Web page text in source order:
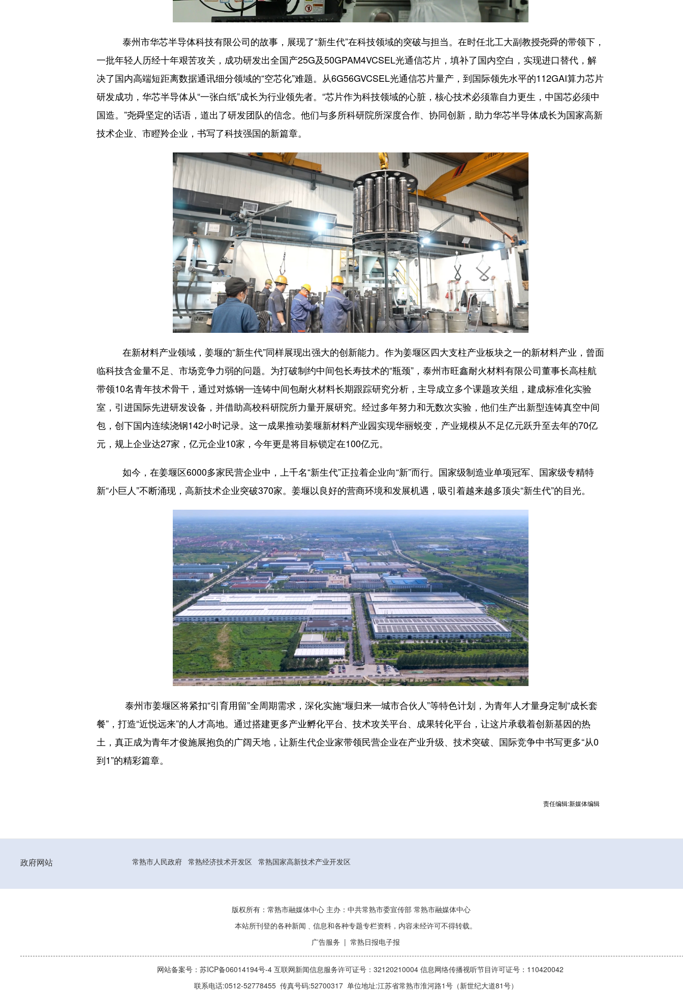
泰州市华芯半导体科技有限公司的故事，展现了“新生代”在科技领域的突破与担当。在时任北工大副教授尧舜的带领下，
一批年轻人历经十年艰苦攻关，成功研发出全国产25G及50GPAM4VCSEL光通信芯片，填补了国内空白，实现进口替代，解
决了国内高端短距离数据通讯细分领域的“空芯化”难题。从6G56GVCSEL光通信芯片量产，到国际领先水平的112GAI算力芯片
研发成功，华芯半导体从“一张白纸”成长为行业领先者。“芯片作为科技领域的心脏，核心技术必须靠自力更生，中国芯必须中
国造。”尧舜坚定的话语，道出了研发团队的信念。他们与多所科研院所深度合作、协同创新，助力华芯半导体成长为国家高新
技术企业、市瞪羚企业，书写了科技强国的新篇章。
在新材料产业领域，姜堰的“新生代”同样展现出强大的创新能力。作为姜堰区四大支柱产业板块之一的新材料产业，曾面
临科技含金量不足、市场竞争力弱的问题。为打破制约中间包长寿技术的“瓶颈”，泰州市旺鑫耐火材料有限公司董事长高桂航
带领10名青年技术骨干，通过对炼钢—连铸中间包耐火材料长期跟踪研究分析，主导成立多个课题攻关组，建成标准化实验
室，引进国际先进研发设备，并借助高校科研院所力量开展研究。经过多年努力和无数次实验，他们生产出新型连铸真空中间
包，创下国内连续浇钢142小时记录。这一成果推动姜堰新材料产业园实现华丽蜕变，产业规模从不足亿元跃升至去年的70亿
元，规上企业达27家，亿元企业10家，今年更是将目标锁定在100亿元。
如今，在姜堰区6000多家民营企业中，上千名“新生代”正拉着企业向“新”而行。国家级制造业单项冠军、国家级专精特
新“小巨人”不断涌现，高新技术企业突破370家。姜堰以良好的营商环境和发展机遇，吸引着越来越多顶尖“新生代”的目光。
泰州市姜堰区将紧扣“引育用留”全周期需求，深化实施“堰归来—城市合伙人”等特色计划，为青年人才量身定制“成长套
餐”，打造“近悦远来”的人才高地。通过搭建更多产业孵化平台、技术攻关平台、成果转化平台，让这片承载着创新基因的热
土，真正成为青年才俊施展抱负的广阔天地，让新生代企业家带领民营企业在产业升级、技术突破、国际竞争中书写更多“从0
到1”的精彩篇章。
责任编辑:新媒体编辑
政府网站 常熟市人民政府 常熟经济技术开发区 常熟国家高新技术产业开发区
版权所有：常熟市融媒体中心 主办：中共常熟市委宣传部 常熟市融媒体中心
本站所刊登的各种新闻﹑信息和各种专题专栏资料，内容未经许可不得转载。
广告服务 常熟日报电子报
网站备案号：苏ICP备06014194号-4 互联网新闻信息服务许可证号：32120210004 信息网络传播视听节目许可证号：110420042
联系电话:0512-52778455 传真号码:52700317 单位地址:江苏省常熟市淮河路1号（新世纪大道81号）